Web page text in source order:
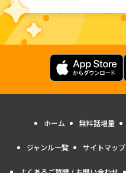
ホーム 無料話増量
ジャンル一覧 サイトマップ